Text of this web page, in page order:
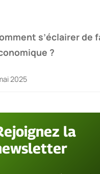
s’éclairer de
?
2025
la